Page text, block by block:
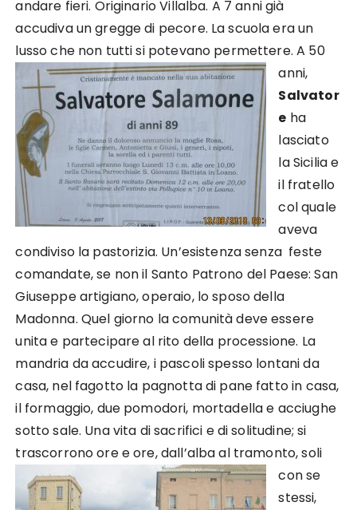
andare fieri. Originario Villalba. A 7 anni già
accudiva un gregge di pecore. La scuola era un
lusso che non tutti si potevano permettere.A 50
anni,
Salvator
e ha
lasciato
la Sicilia e
il fratello
col quale
aveva
condiviso la pastorizia. Un’esistenza senza feste
comandate, se non il Santo Patrono del Paese: San
Giuseppe artigiano, operaio, lo sposo della
Madonna. Quel giorno la comunità deve essere
unita e partecipare al rito della processione. La
mandria da accudire, i pascoli spesso lontani da
casa, nel fagotto la pagnotta di pane fatto in casa,
il formaggio, due pomodori, mortadella e acciughe
sotto sale. Una vita di sacrifici e di solitudine; si
trascorrono ore e ore, dall’alba al tramonto, soli
con se
stessi,